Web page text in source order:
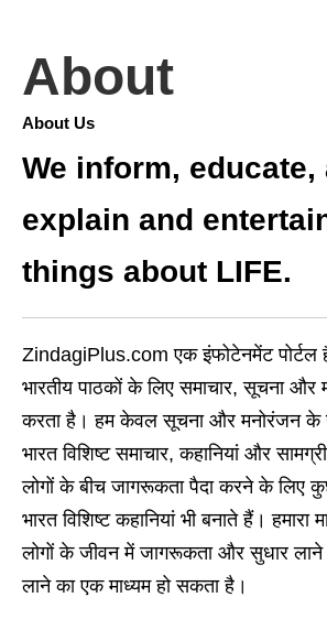
About
About Us
We inform, educate,
explain and
things about LIFE.
ZindagiPlus.com एक इंफोटेनमेंट पोर्टल
भारतीय पाठकों के लिए समाचार, सूचना और
करता है। हम केवल सूचना और मनोरंजन के
भारत विशिष्ट समाचार, कहानियां और
लोगों के बीच जागरूकता पैदा करने के लिए
भारत विशिष्ट कहानियां भी बनाते हैं। हमारा
लोगों के जीवन में जागरूकता और सुधार लाने
लाने का एक माध्यम हो सकता है।